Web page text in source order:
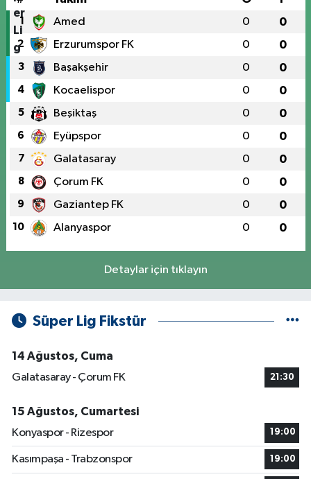
1 Amed 0 0
2 Erzurumspor FK 0 0
3 Başakşehir 0 0
4 Kocaelispor 0 0
5 Beşiktaş 0 0
6 Eyüpspor 0 0
7 Galatasaray 0 0
8 Çorum FK 0 0
9 Gaziantep FK 0 0
10 Alanyaspor 0 0
Detaylar için tıklayın
Süper Lig Fikstür
14 Ağustos, Cuma
Galatasaray - Çorum FK
21:30
15 Ağustos, Cumartesi
Konyaspor - Rizespor
19:00
Kasımpaşa - Trabzonspor 19:00